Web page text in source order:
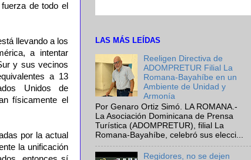
de todo el
llevando a los
a intentar
y sus vecinos
a 13
Unidos de
físicamente el
por la actual
la unificación
LAS MÁS LEÍDAS
Reeligen Directiva de
ADOMPRETUR Filial La
Romana-Bayahíbe en un
Ambiente de Unidad y
Armonía
Por Genaro Ortiz Simó. LA ROMANA.-
La Asociación Dominicana de Prensa
Turística (ADOMPRETUR), filial La
Romana-Bayahíbe, celebró sus elecci...
Regidores, no se dejen